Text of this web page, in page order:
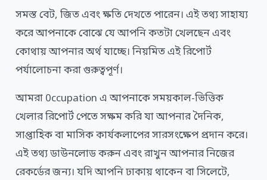
সমস্ত বেট, জিত এবং ক্ষতি দেখতে পারেন। এই তথ্য সাহায্য
করে আপনাকে বোঝে যে আপনি কতটা খেলছেন এবং
কোথায় আপনার অর্থ যাচ্ছে। নিয়মিত এই রিপোর্ট
পর্যালোচনা করা গুরুত্বপূর্ণ।
আমরা 0ccupation এ আপনাকে সময়কাল-ভিত্তিক
খেলার রিপোর্ট পেতে সক্ষম করি যা আপনার দৈনিক,
সাপ্তাহিক বা মাসিক কার্যকলাপের সারসংক্ষেপ প্রদান করে।
এই তথ্য ডাউনলোড করুন এবং রাখুন আপনার নিজের
রেকর্ডের জন্য। যদি আপনি ঢাকায় থাকেন বা সিলেটে,